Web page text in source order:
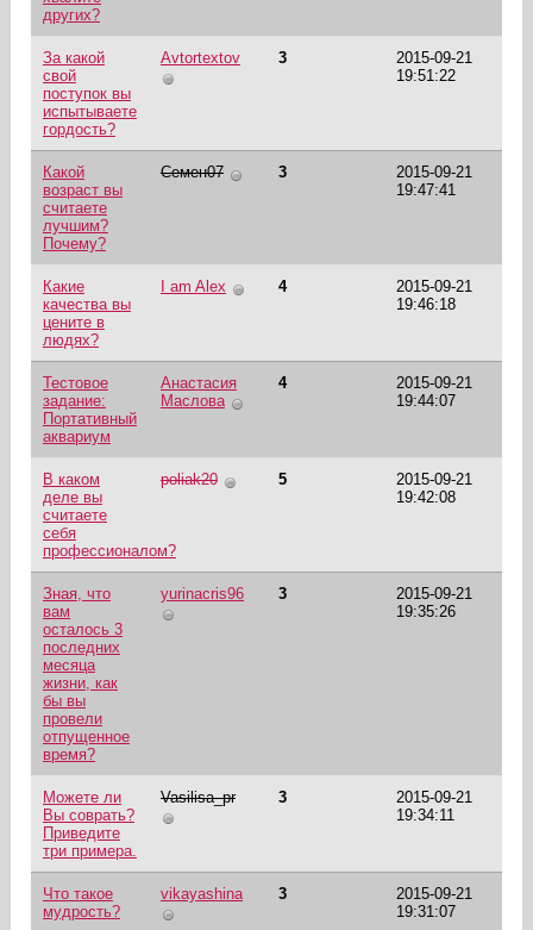
других?
За какой
свой
поступок вы
испытываете
гордость?
Avtortextov 3
2015-09-21
19:51:22
Какой
возраст вы
считаете
лучшим?
Почему?
Семен07 3
2015-09-21
19:47:41
Какие
качества вы
цените в
людях?
I am Alex 4
2015-09-21
19:46:18
Тестовое
задание:
Портативный
аквариум
Анастасия
Маслова
4
2015-09-21
19:44:07
В каком
деле вы
считаете
себя
профессионалом?
poliak20 5
2015-09-21
19:42:08
Зная, что
вам
осталось 3
последних
месяца
жизни, как
бы вы
провели
отпущенное
время?
yurinacris96 3
2015-09-21
19:35:26
Можете ли
Вы соврать?
Приведите
три примера.
Vasilisa_pr 3
2015-09-21
19:34:11
Что такое
мудрость?
vikayashina 3
2015-09-21
19:31:07